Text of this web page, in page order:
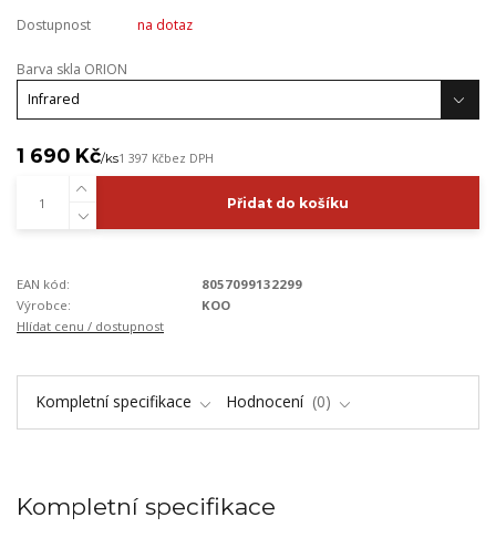
Dostupnost na dotaz
Barva skla ORION
1 690 Kč/ks1 397 Kčbez DPH
Přidat do košíku
EAN kód:
8057099132299
Výrobce:
KOO
Hlídat cenu / dostupnost
Kompletní specifikace Hodnocení 0
Kompletní specifikace